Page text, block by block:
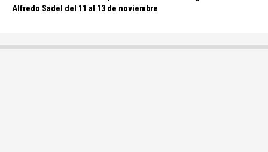
Alfredo Sadel del 11 al 13 de noviembre